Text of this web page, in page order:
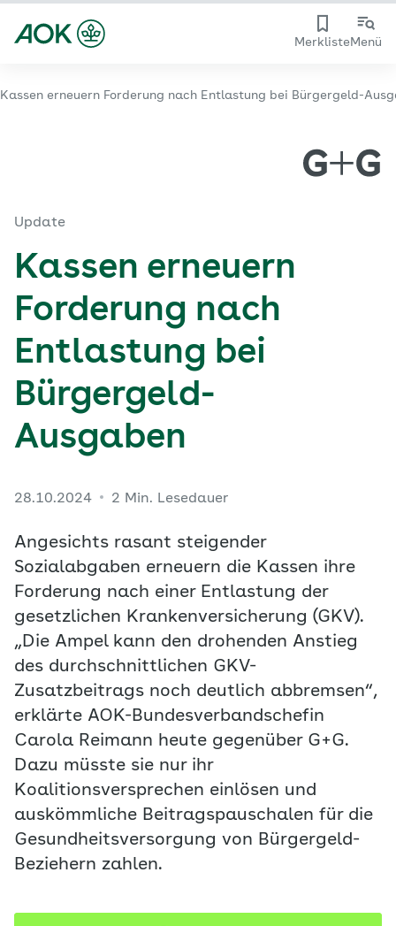
MerklisteMenü
Kassen erneuern Forderung nach Entlastung bei Bürgergeld-
Update
Kassen erneuern
Forderung nach
Entlastung bei
Bürgergeld-
Ausgaben
28.10.2024 2 Min. Lesedauer
Angesichts rasant steigender
Sozialabgaben erneuern die Kassen ihre
Forderung nach einer Entlastung der
gesetzlichen Krankenversicherung (GKV).
„Die Ampel kann den drohenden Anstieg
des durchschnittlichen GKV-
Zusatzbeitrags noch deutlich abbremsen“,
erklärte AOK-Bundesverbandschefin
Carola Reimann heute gegenüber G+G.
Dazu müsste sie nur ihr
Koalitionsversprechen einlösen und
auskömmliche Beitragspauschalen für die
Gesundheitsversorgung von Bürgergeld-
Beziehern zahlen.